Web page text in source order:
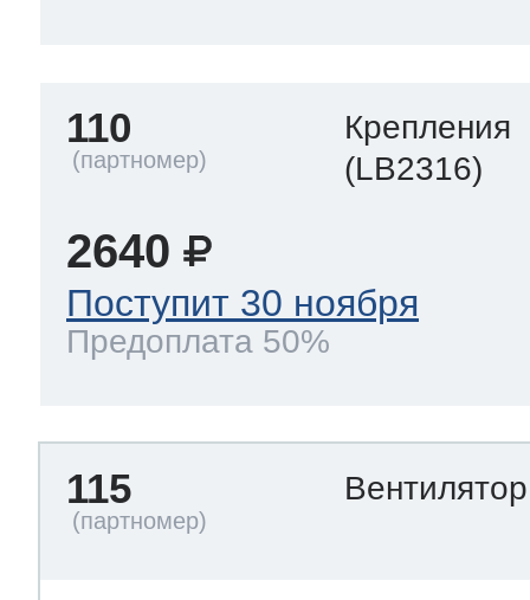
110
Крепления
(LB2316)
2640
Поступит 30 ноября
Предоплата 50%
115